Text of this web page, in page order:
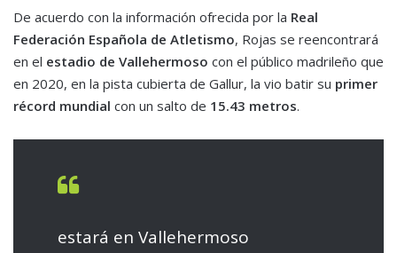
De acuerdo con la información ofrecida por la Real
Federación Española de Atletismo, Rojas se reencontrará
en el estadio de Vallehermoso con el público madrileño que
en 2020, en la pista cubierta de Gallur, la vio batir su primer
récord mundial con un salto de 15.43 metros.
estará en Vallehermoso